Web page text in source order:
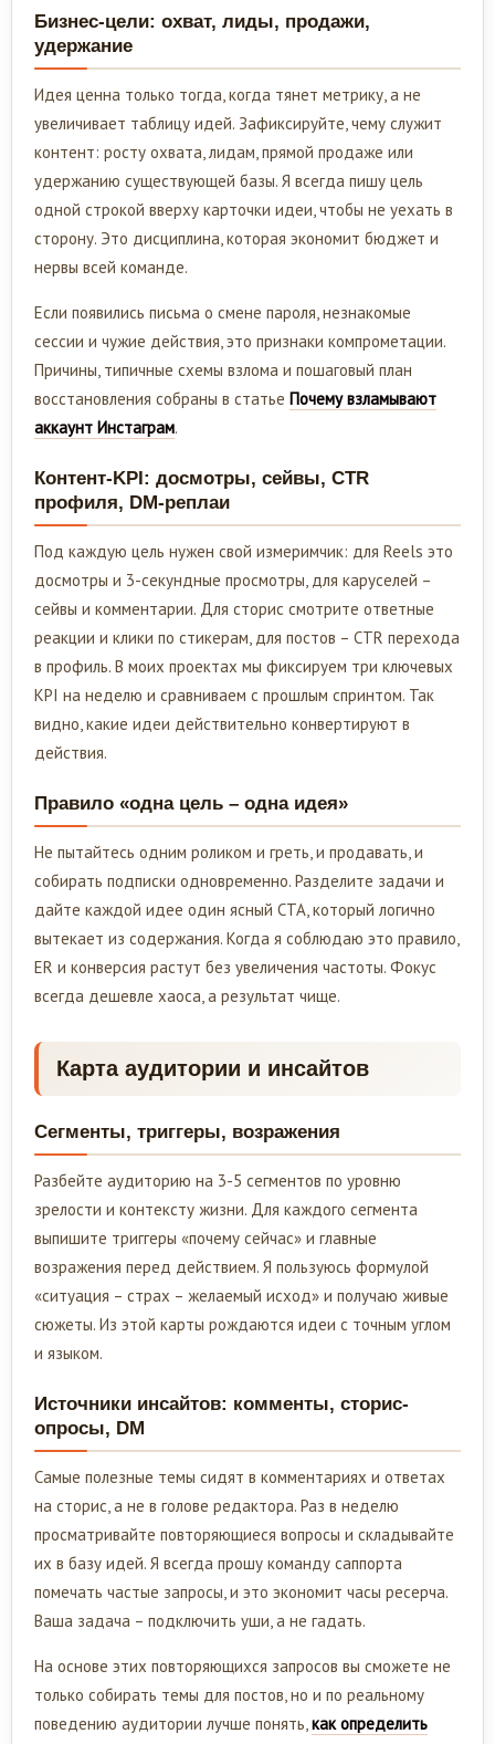
Бизнес-цели: охват, лиды, продажи,
удержание
Идея ценна только тогда, когда тянет метрику, а не
увеличивает таблицу идей. Зафиксируйте, чему служит
контент: росту охвата, лидам, прямой продаже или
удержанию существующей базы. Я всегда пишу цель
одной строкой вверху карточки идеи, чтобы не уехать в
сторону. Это дисциплина, которая экономит бюджет и
нервы всей команде.
Если появились письма о смене пароля, незнакомые
сессии и чужие действия, это признаки компрометации.
Причины, типичные схемы взлома и пошаговый план
восстановления собраны в статье Почему взламывают
аккаунт Инстаграм.
Контент-KPI: досмотры, сейвы, CTR
профиля, DM-реплаи
Под каждую цель нужен свой измеримчик: для Reels это
досмотры и 3-секундные просмотры, для каруселей –
сейвы и комментарии. Для сторис смотрите ответные
реакции и клики по стикерам, для постов – CTR перехода
в профиль. В моих проектах мы фиксируем три ключевых
KPI на неделю и сравниваем с прошлым спринтом. Так
видно, какие идеи действительно конвертируют в
действия.
Правило «одна цель – одна идея»
Не пытайтесь одним роликом и греть, и продавать, и
собирать подписки одновременно. Разделите задачи и
дайте каждой идее один ясный CTA, который логично
вытекает из содержания. Когда я соблюдаю это правило,
ER и конверсия растут без увеличения частоты. Фокус
всегда дешевле хаоса, а результат чище.
Карта аудитории и инсайтов
Сегменты, триггеры, возражения
Разбейте аудиторию на 3-5 сегментов по уровню
зрелости и контексту жизни. Для каждого сегмента
выпишите триггеры «почему сейчас» и главные
возражения перед действием. Я пользуюсь формулой
«ситуация – страх – желаемый исход» и получаю живые
сюжеты. Из этой карты рождаются идеи с точным углом
и языком.
Источники инсайтов: комменты, сторис-
опросы, DM
Самые полезные темы сидят в комментариях и ответах
на сторис, а не в голове редактора. Раз в неделю
просматривайте повторяющиеся вопросы и складывайте
их в базу идей. Я всегда прошу команду саппорта
помечать частые запросы, и это экономит часы ресерча.
Ваша задача – подключить уши, а не гадать.
На основе этих повторяющихся запросов вы сможете не
только собирать темы для постов, но и по реальному
поведению аудитории лучше понять,как определить